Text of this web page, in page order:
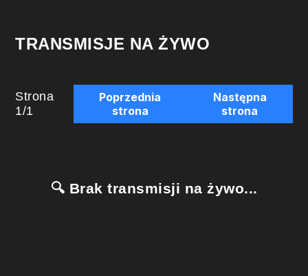
TRANSMISJE NA ŻYWO
Strona
1/1
Poprzednia
strona
Następna
strona
🔍 Brak transmisji na żywo...